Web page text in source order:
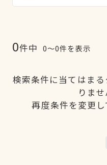
0件中 0〜0件を表示
検索条件に当てはま
りませ
再度条件を変更し